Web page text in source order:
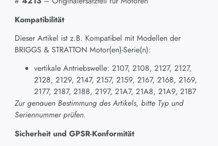
Kompatibilität
Dieser Artikel ist z.B. Kompatibel mit Modellen der
BRIGGS & STRATTON Motor(en)-Serie(n):
vertikale Antriebswelle: 2107, 2108, 2127, 2127,
2128, 2129, 2147, 2157, 2159, 2167, 2168, 2169,
2177, 2187, 2188, 2197, 21A7, 21A8, 21A9, 21B7
Zur genauen Bestimmung des Artikels, bitte Typ und
Seriennummer prüfen.
Sicherheit und GPSR-Konformität